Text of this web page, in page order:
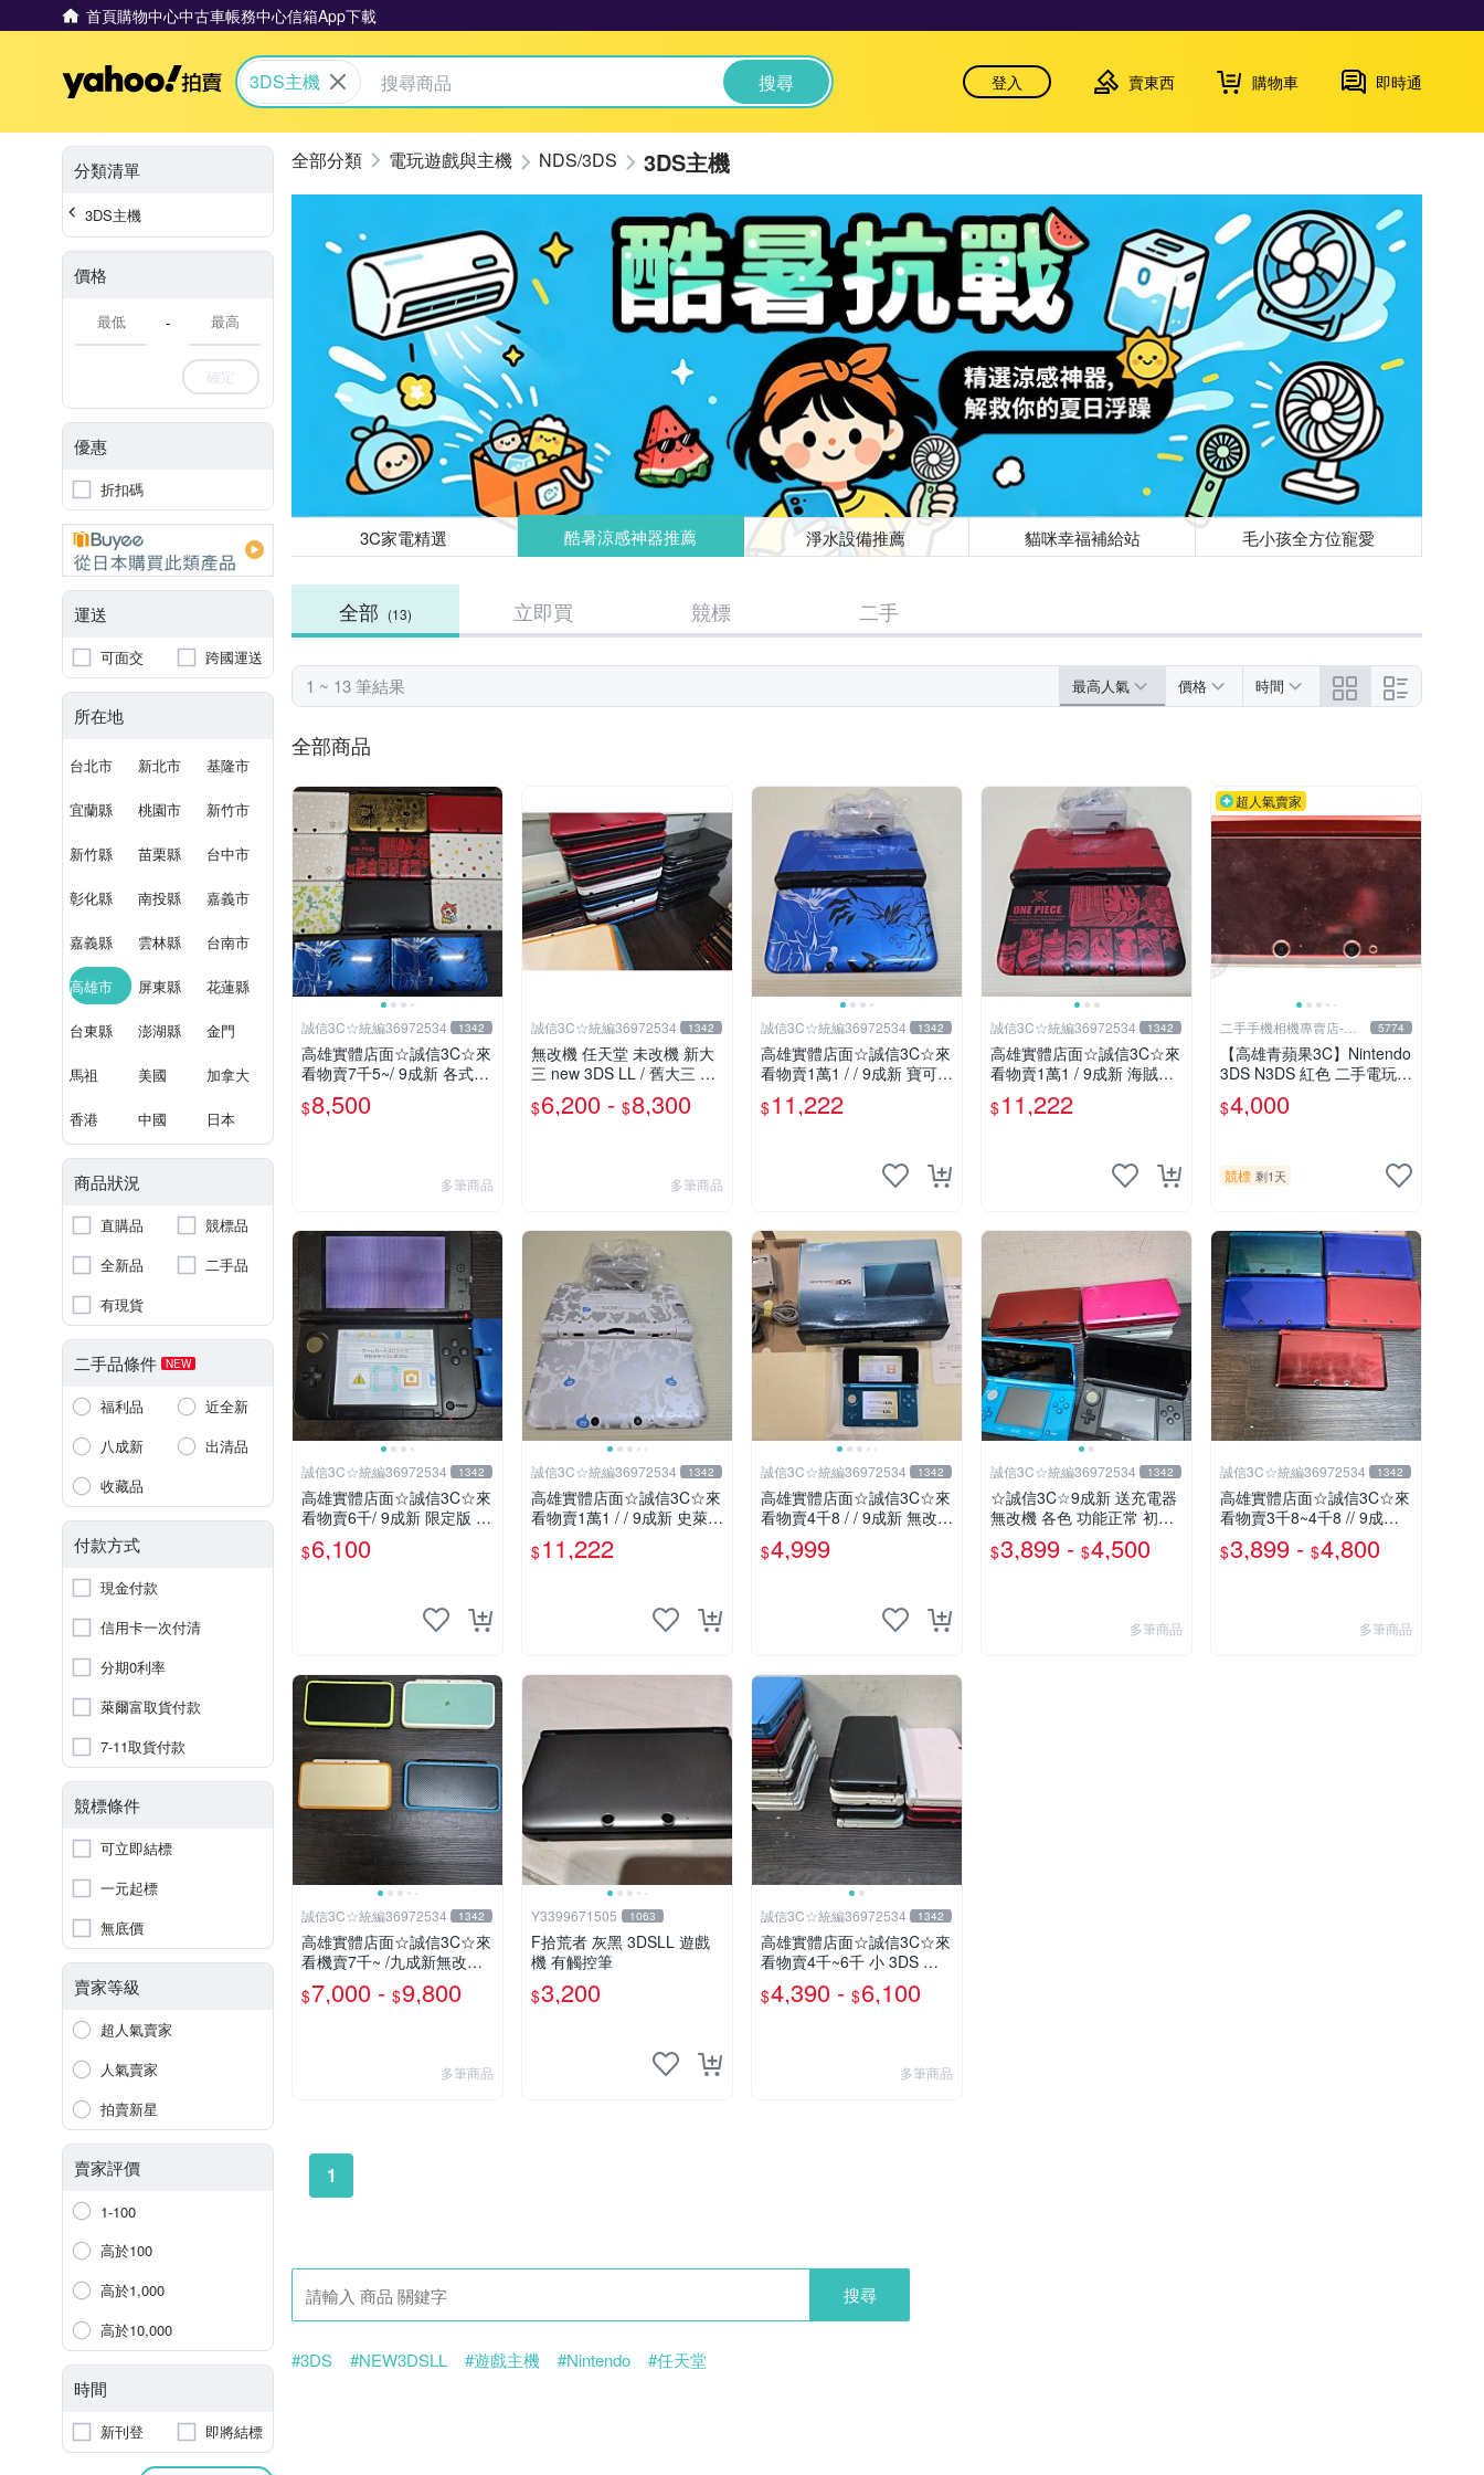
首頁購物中心中古車帳務中心信箱App下載
Yahoo拍賣
3DS主機 搜尋 登入 賣東西 購物車 即時通
分類清單
3DS主機
價格
-
確定
優惠
折扣碼
運送
可面交 跨國運送
所在地
台北市 新北市 基隆市
宜蘭縣 桃園市 新竹市
新竹縣 苗栗縣 台中市
彰化縣 南投縣 嘉義市
嘉義縣 雲林縣 台南市
高雄市 屏東縣 花蓮縣
台東縣 澎湖縣 金門
馬祖 美國 加拿大
香港 中國 日本
商品狀況
直購品
競標品
全新品
二手品
有現貨
二手品條件 NEW
福利品
近全新
八成新
出清品
收藏品
付款方式
現金付款
信用卡一次付清
分期0利率
萊爾富取貨付款
7-11取貨付款
競標條件
可立即結標
一元起標
無底價
賣家等級
超人氣賣家
人氣賣家
拍賣新星
賣家評價
1-100
高於100
高於1,000
高於10,000
時間
新刊登 即將結標
電玩遊戲與主機 NDS/3DS 3DS主機
3C家電精選 酷暑涼感神器推薦 淨水設備推薦 貓咪幸福補給站 毛小孩全方位寵愛
全部 (13) 立即買 競標 二手
1 ~ 13 筆結果 最高人氣 價格 時間
全部商品
誠信3C☆統編36972534 1342
高雄實體店面☆誠信3C☆來
看物賣7千5~/ 9成新 各式限
定版 無改機 任天堂 3DS LL
日規主機 二手功能正常 也
$8,500
多筆商品
誠信3C☆統編36972534 1342
無改機 任天堂 未改機 新大
三 new 3DS LL / 舊大三 3D
S LL / 二手功能正常 原廠主
機 含充電器
$6,200 - $8,300
多筆商品
誠信3C☆統編36972534 1342
高雄實體店面☆誠信3C☆來
看物賣1萬1 / / 9成新 寶可夢
X/Y 限定版 無改機 任天堂 3
DS LL 日規主機 二手功能正
$11,222
誠信3C☆統編36972534 1342
高雄實體店面☆誠信3C☆來
看物賣1萬1 / 9成新 海賊王
限定版 無改機 任天堂 3DS
LL 日規主機 二手功能正常
$11,222
超人氣賣家
二手手機相機專賣店-青
蘋果3c
5774
【高雄青蘋果3C】Nintendo
3DS N3DS 紅色 二手電玩主
機#102241
$4,000
競標 剩1天
誠信3C☆統編36972534 1342
高雄實體店面☆誠信3C☆來
看物賣6千/ 9成新 限定版 無
改機 任天堂 3DS LL 日規主
機 上螢幕不顯示 其他二手
$6,100
誠信3C☆統編36972534 1342
高雄實體店面☆誠信3C☆來
看物賣1萬1 / / 9成新 史萊姆
勇者鬥惡龍 限定版 無改機
任天堂 3DS LL 日規主機 二
$11,222
誠信3C☆統編36972534 1342
高雄實體店面☆誠信3C☆來
看物賣4千8 / / 9成新 無改機
任天堂 3DS 日規主機 螢幕
泛黃 二手功能正常 也可用
$4,999
誠信3C☆統編36972534 1342
☆誠信3C☆9成新 送充電器
無改機 各色 功能正常 初代
小 3DS 主機 二手 賣3千8~4
千8也可用各式物品換
$3,899 - $4,500
多筆商品
誠信3C☆統編36972534 1342
高雄實體店面☆誠信3C☆來
看物賣3千8~4千8 // 9成新
送充電器 無改機 各色 功能
正常 初代 小 3DS 主機 二手
$3,899 - $4,800
多筆商品
誠信3C☆統編36972534 1342
高雄實體店面☆誠信3C☆來
看機賣7千~ /九成新無改機
任天堂 原廠 new 2DS LL 主
機 可玩3DS DS 遊戲
$7,000 - $9,800
多筆商品
Y3399671505 1063
F拾荒者 灰黑 3DSLL 遊戲
機 有觸控筆
$3,200
誠信3C☆統編36972534 1342
高雄實體店面☆誠信3C☆來
看物賣4千~6千 小 3DS 大 3
DS LL 主機 二手功能正常
也可用各式物品換
$4,390 - $6,100
多筆商品
1
搜尋
#3DS #NEW3DSLL #遊戲主機 #Nintendo #任天堂